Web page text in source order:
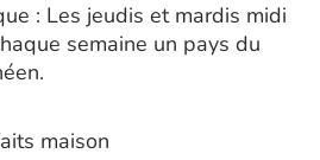
: Les jeudis et mardis midi
semaine un pays du
maison